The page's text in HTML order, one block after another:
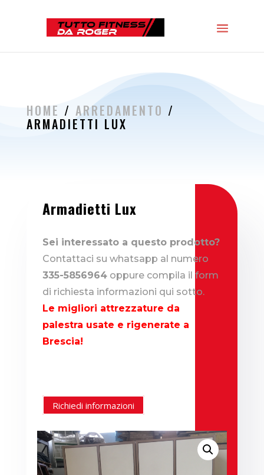
HOME / ARREDAMENTO /
ARMADIETTI LUX
Armadietti Lux
Sei interessato a questo prodotto?
Contattaci su whatsapp al numero
335-5856964 oppure compila il form
di richiesta informazioni qui sotto.
Le migliori attrezzature da
palestra usate e rigenerate a
Brescia!
Richiedi informazioni